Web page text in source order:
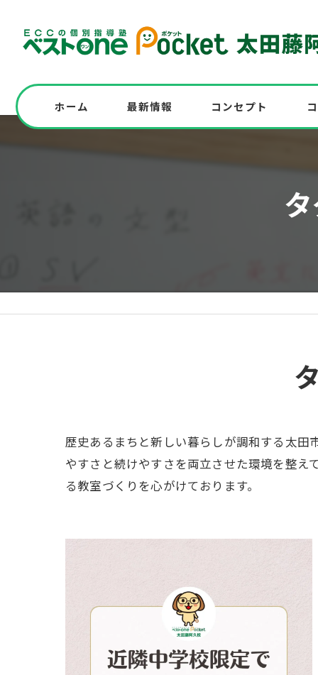
ホーム 最新情報
志望校に全員合格！高校入試対策の実例
高校入試を受験する中学生必見！模試実施
コンセプト
歴史あるまちと新しい暮らしが調和する太田
やすさと続けやすさを両立させた環境を整
る教室づくりを心がけております。